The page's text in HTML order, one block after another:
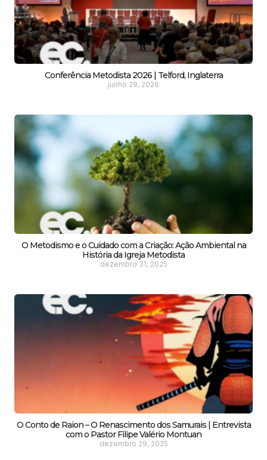
Conferência Metodista 2026 | Telford, Inglaterra
junho 29, 2026
O Metodismo e o Cuidado com a Criação: Ação Ambiental na
História da Igreja Metodista
dezembro 31, 2025
O Conto de Raion – O Renascimento dos Samurais | Entrevista
com o Pastor Filipe Valério Montuan
dezembro 29, 2025